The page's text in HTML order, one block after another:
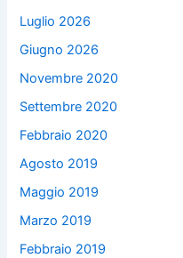
Luglio 2026
Giugno 2026
Novembre 2020
Settembre 2020
Febbraio 2020
Agosto 2019
Maggio 2019
Marzo 2019
Febbraio 2019